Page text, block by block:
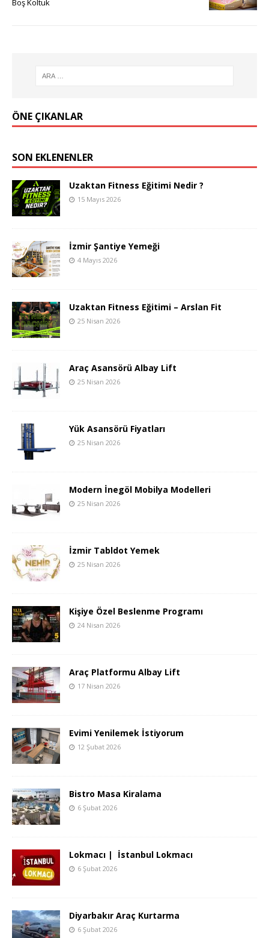
Boş Koltuk
ÖNE ÇIKANLAR
SON EKLENENLER
Uzaktan Fitness Eğitimi Nedir ?
15 Mayıs 2026
İzmir Şantiye Yemeği
4 Mayıs 2026
Uzaktan Fitness Eğitimi – Arslan Fit
25 Nisan 2026
Araç Asansörü Albay Lift
25 Nisan 2026
Yük Asansörü Fiyatları
25 Nisan 2026
Modern İnegöl Mobilya Modelleri
25 Nisan 2026
İzmir Tabldot Yemek
25 Nisan 2026
Kişiye Özel Beslenme Programı
24 Nisan 2026
Araç Platformu Albay Lift
17 Nisan 2026
Evimi Yenilemek İstiyorum
12 Şubat 2026
Bistro Masa Kiralama
6 Şubat 2026
Lokmacı | İstanbul Lokmacı
6 Şubat 2026
Diyarbakır Araç Kurtarma
6 Şubat 2026